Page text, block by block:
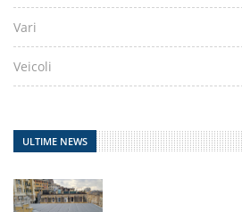
Vari
Veicoli
ULTIME NEWS